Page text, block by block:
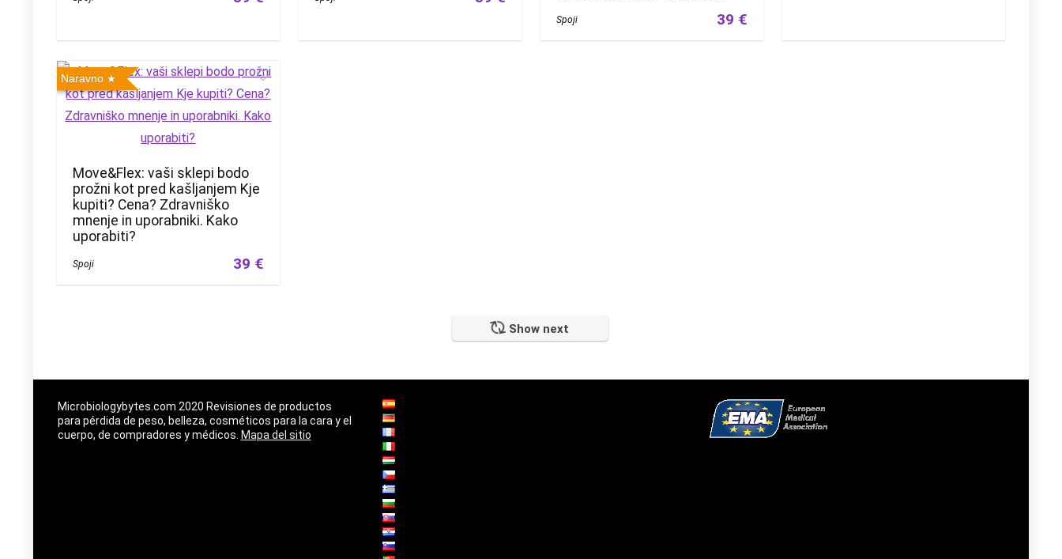
Spoji 39 €
Naravno
Move&Flex: vaši sklepi bodo
prožni kot pred kašljanjem Kje
kupiti? Cena? Zdravniško
mnenje in uporabniki. Kako
uporabiti?
Spoji 39 €
Show next
Microbiologybytes.com 2020 Revisiones de productos
para pérdida de peso, belleza, cosméticos para la cara y el
cuerpo, de compradores y médicos. Mapa del sitio